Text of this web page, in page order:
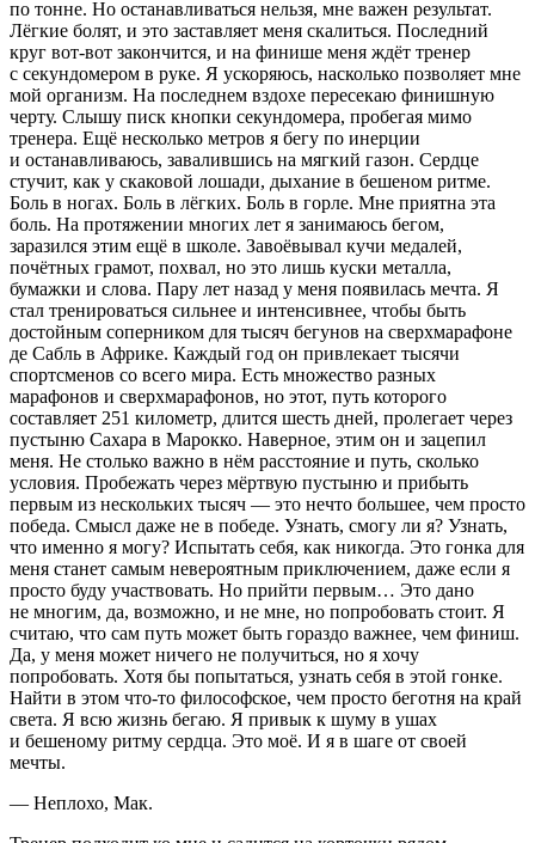
по тонне. Но останавливаться нельзя, мне важен результат.
Лёгкие болят, и это заставляет меня скалиться. Последний
круг вот-вот закончится, и на финише меня ждёт тренер
с секундомером в руке. Я ускоряюсь, насколько позволяет мне
мой организм. На последнем вздохе пересекаю финишную
черту. Слышу писк кнопки секундомера, пробегая мимо
тренера. Ещё несколько метров я бегу по инерции
и останавливаюсь, завалившись на мягкий газон. Сердце
стучит, как у скаковой лошади, дыхание в бешеном ритме.
Боль в ногах. Боль в лёгких. Боль в горле. Мне приятна эта
боль. На протяжении многих лет я занимаюсь бегом,
заразился этим ещё в школе. Завоёвывал кучи медалей,
почётных грамот, похвал, но это лишь куски металла,
бумажки и слова. Пару лет назад у меня появилась мечта. Я
стал тренироваться сильнее и интенсивнее, чтобы быть
достойным соперником для тысяч бегунов на сверхмарафоне
де Сабль в Африке. Каждый год он привлекает тысячи
спортсменов со всего мира. Есть множество разных
марафонов и сверхмарафонов, но этот, путь которого
составляет 251 километр, длится шесть дней, пролегает через
пустыню Сахара в Марокко. Наверное, этим он и зацепил
меня. Не столько важно в нём расстояние и путь, сколько
условия. Пробежать через мёртвую пустыню и прибыть
первым из нескольких тысяч — это нечто большее, чем просто
победа. Смысл даже не в победе. Узнать, смогу ли я? Узнать,
что именно я могу? Испытать себя, как никогда. Это гонка для
меня станет самым невероятным приключением, даже если я
просто буду участвовать. Но прийти первым… Это дано
не многим, да, возможно, и не мне, но попробовать стоит. Я
считаю, что сам путь может быть гораздо важнее, чем финиш.
Да, у меня может ничего не получиться, но я хочу
попробовать. Хотя бы попытаться, узнать себя в этой гонке.
Найти в этом что-то философское, чем просто беготня на край
света. Я всю жизнь бегаю. Я привык к шуму в ушах
и бешеному ритму сердца. Это моё. И я в шаге от своей
мечты.
— Неплохо, Мак.